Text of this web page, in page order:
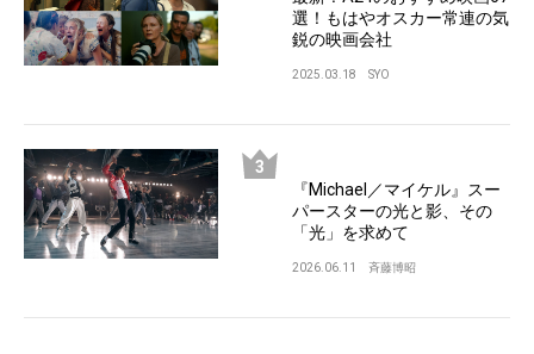
選！もはやオスカー常連の気
鋭の映画会社
2025.03.18 SYO
『Michael／マイケル』スー
パースターの光と影、その
「光」を求めて
2026.06.11 斉藤博昭